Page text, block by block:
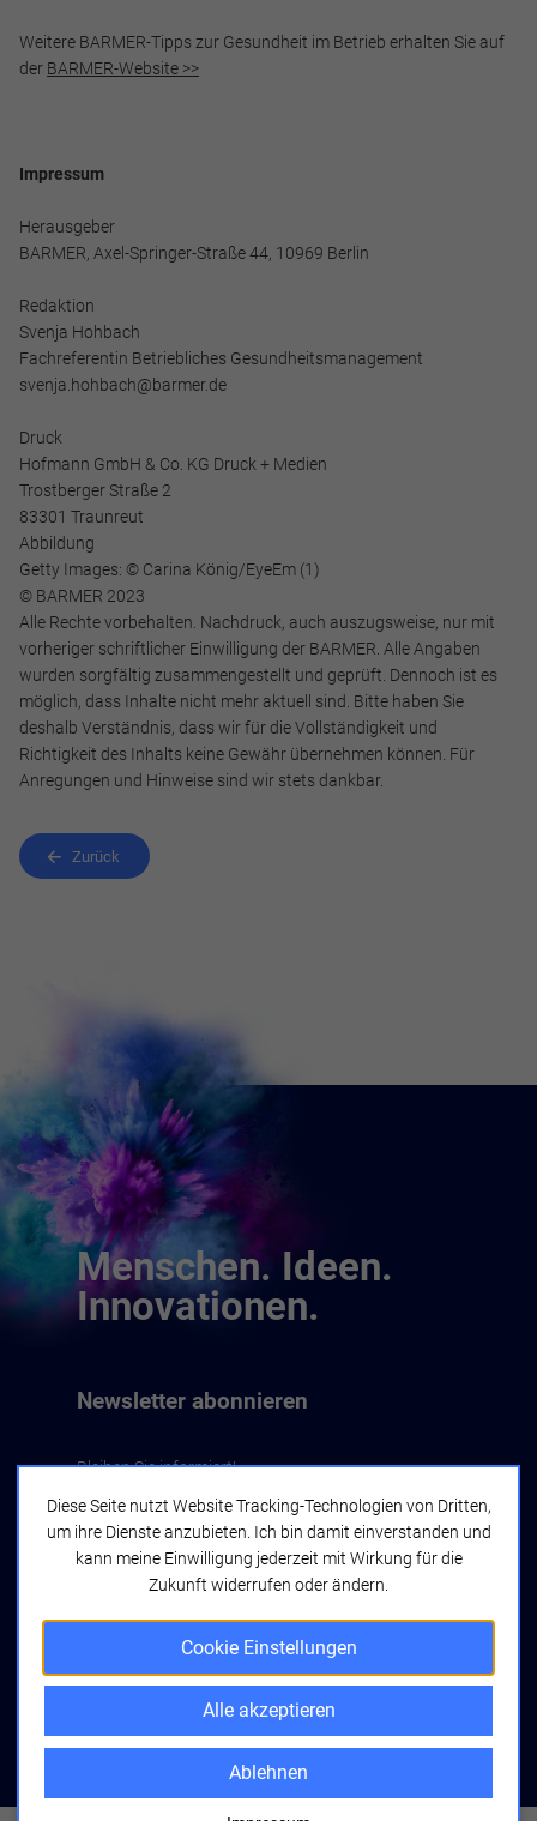
Weitere BARMER-Tipps zur Gesundheit im Betrieb erhalten Sie auf
der BARMER-Website >>
Impressum
Herausgeber
BARMER, Axel-Springer-Straße 44, 10969 Berlin
Redaktion
Svenja Hohbach
Fachreferentin Betriebliches Gesundheitsmanagement
svenja.hohbach@barmer.de
Druck
Hofmann GmbH & Co. KG Druck + Medien
Trostberger Straße 2
83301 Traunreut
Abbildung
Getty Images: © Carina König/EyeEm (1)
© BARMER 2023
Alle Rechte vorbehalten. Nachdruck, auch auszugsweise, nur mit
vorheriger schriftlicher Einwilligung der BARMER. Alle Angaben
wurden sorgfältig zusammengestellt und geprüft. Dennoch ist es
möglich, dass Inhalte nicht mehr aktuell sind. Bitte haben Sie
deshalb Verständnis, dass wir für die Vollständigkeit und
Richtigkeit des Inhalts keine Gewähr übernehmen können. Für
Anregungen und Hinweise sind wir stets dankbar.
Zurück
Menschen. Ideen.
Innovationen.
Seyfferstraße 34
Newsletter abonnieren
Bleiben Sie informiert!
Jetzt abonnieren
Diese Seite nutzt Website Tracking-Technologien von Dritten,
um ihre Dienste anzubieten. Ich bin damit einverstanden und
kann meine Einwilligung jederzeit mit Wirkung für die
Zukunft widerrufen oder ändern.
Cookie Einstellungen
Alle akzeptieren
Ablehnen